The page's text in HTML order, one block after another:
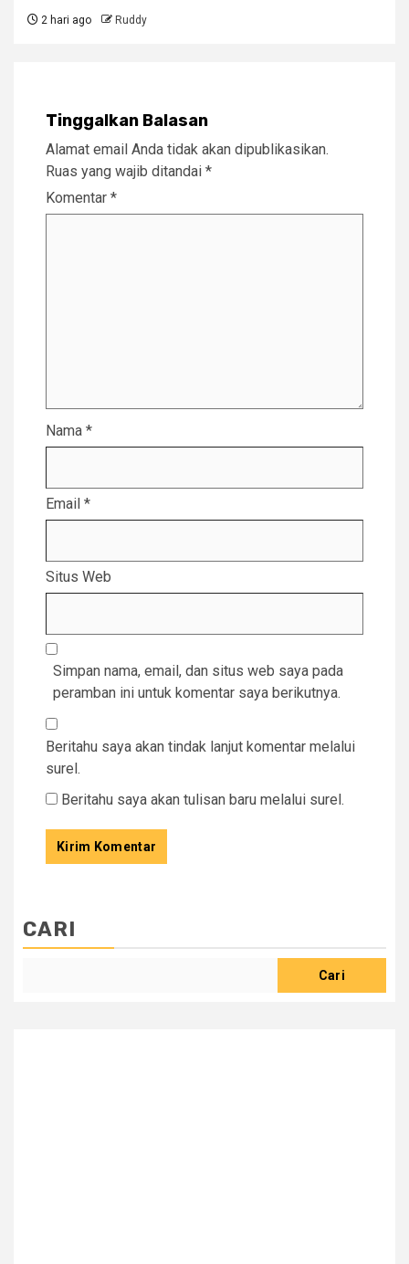
2 hari ago Ruddy
Tinggalkan Balasan
Alamat email Anda tidak akan dipublikasikan.
Ruas yang wajib ditandai *
Komentar *
Nama *
Email *
Situs Web
Simpan nama, email, dan situs web saya pada
peramban ini untuk komentar saya berikutnya.
Beritahu saya akan tindak lanjut komentar melalui
surel.
Beritahu saya akan tulisan baru melalui surel.
CARI
Cari